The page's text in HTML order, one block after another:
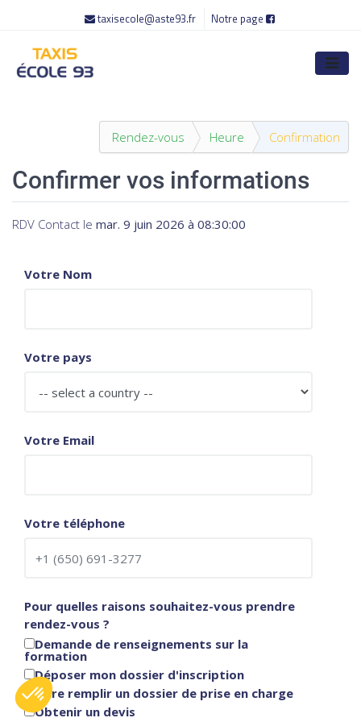
taxisecole@aste93.fr Notre page
Rendez-vous Heure Confirmation
Confirmer vos informations
RDV Contact le mar. 9 juin 2026 à 08:30:00
Votre Nom
Votre pays
Votre Email
Votre téléphone
Pour quelles raisons souhaitez-vous prendre
rendez-vous ?
Demande de renseignements sur la
formation
Déposer mon dossier d'inscription
Faire remplir un dossier de prise en charge
Obtenir un devis